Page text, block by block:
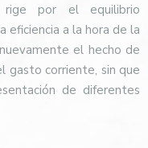
por el equilibrio
eficiencia a la hora de la
el hecho de
gasto corriente, sin que
de diferentes